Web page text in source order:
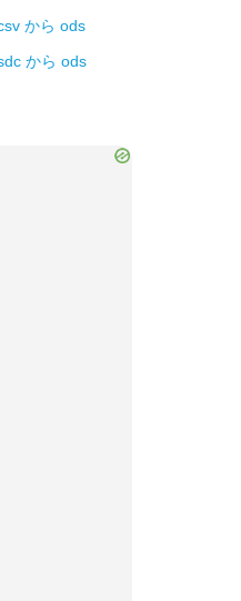
から ods
から ods